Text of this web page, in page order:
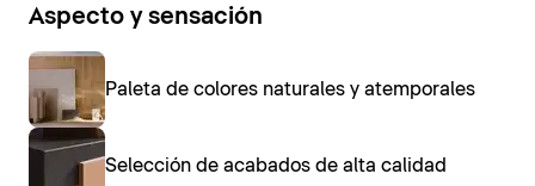
Aspecto y sensación
Paleta de colores naturales y atemporales
Selección de acabados de alta calidad